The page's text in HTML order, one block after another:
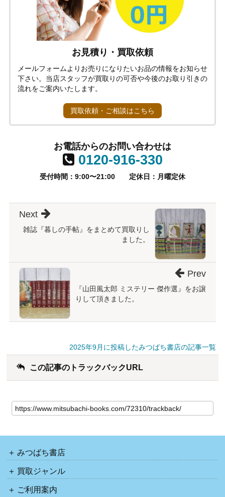
お見積り・買取依頼
メールフォームよりお売りになりたいお品の情報をお知らせ
下さい。当店スタッフが買取りの可否や今後のお取り引きの
流れをご案内いたします。
買取依頼・ご相談はこちら
お電話からのお問い合わせは
0120-916-330
受付時間：9:00〜21:00 定休日：月曜定休
雑誌『暮しの手帖』をまとめて買取りし
ました。
Next
『山田風太郎 ミステリー 傑作選』をお譲
りして頂きました。
Prev
2025年9月に投稿したみつばち書店の記事一覧
この記事のトラックバックURL
みつばち書店
買取ジャンル
ご利用案内